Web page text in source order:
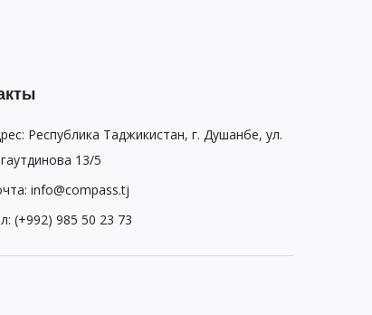
Республика Таджикистан, г. Душанбе, ул.
13/5
info@compass.tj
(+992) 985 50 23 73